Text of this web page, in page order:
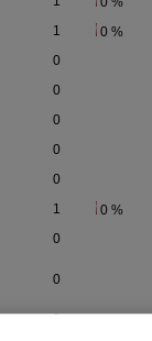
1 0 %
0
0
0
0
0
1 0 %
0
0
0